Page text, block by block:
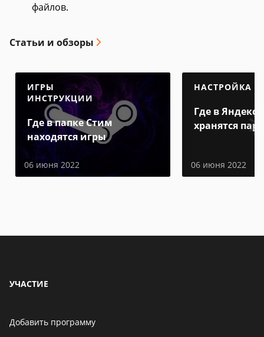
файлов.
Статьи и обзоры
ИГРЫ
ИНСТРУКЦИИ
Где в папке Стим
находятся игры
06 июня 2022
НАСТРОЙКА
Где в Яндекс
хранятся
06 июня 2022
УЧАСТИЕ
Добавить программу